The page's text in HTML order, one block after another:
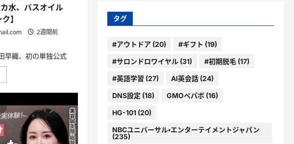
で
水、バスオイル
】
2週間前
早織、初の単独公式
】
ブ
タグ
#アウトドア(20) #ギフト (19)
#サロンドロワイヤル(31) #初期脱毛(17)
#英語学習 (27) AI英会話(24)
DNS設定 (18) GMOペパボ(16)
HG-101(20)
NBCユニバーサル・エンターテイメントジャパン
(235)